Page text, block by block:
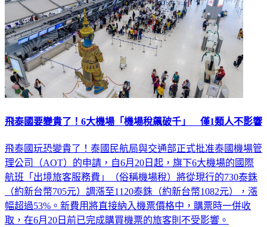
飛泰國要變貴了！6大機場「機場稅飆破千」 僅1類人不影響
飛泰國玩恐變貴了！泰國民航局與交通部正式批准泰國機場管
理公司（AOT）的申請，自6月20日起，旗下6大機場的國際
航班「出境旅客服務費」（俗稱機場稅）將從現行的730泰銖
（約新台幣705元）調漲至1120泰銖（約新台幣1082元），漲
幅超過53%。新費用將直接納入機票價格中，購票時一併收
取，在6月20日前已完成購買機票的旅客則不受影響。